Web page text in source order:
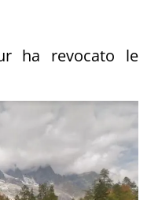
ha revocato le